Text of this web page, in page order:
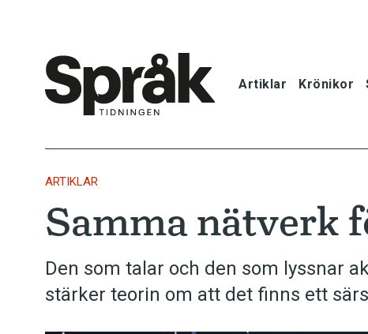
Artiklar Krönikor
Krönikor
Språkfrågor
Skrivtips
ARTIKLAR
Samma nätverk
Den som talar och den som lyssnar
stärker teorin om att det finns ett